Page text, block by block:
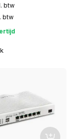
btw
btw